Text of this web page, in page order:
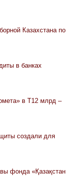
Казахстана по
в банках
в Т12 млрд –
создали для
фонда «Қазақстан